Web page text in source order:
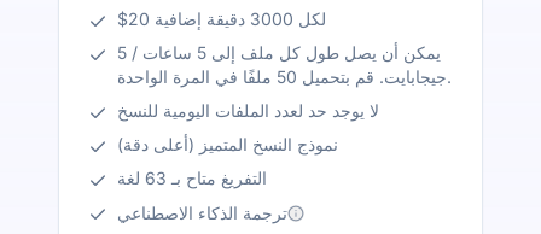
$20 لكل 3000 دقيقة إضافية
يمكن أن يصل طول كل ملف إلى 5 ساعات / 5
جيجابايت. قم بتحميل 50 ملفًا في المرة الواحدة.
لا يوجد حد لعدد الملفات اليومية للنسخ
نموذج النسخ المتميز (أعلى دقة)
التفريغ متاح بـ 63 لغة
ترجمة الذكاء الاصطناعي